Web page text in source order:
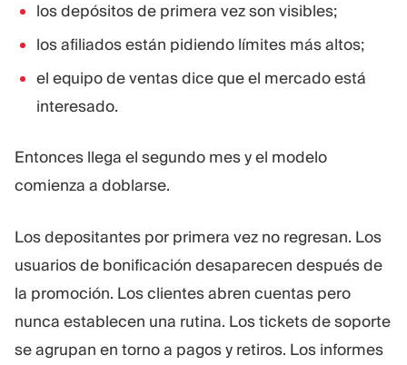
los depósitos de primera vez son visibles;
los afiliados están pidiendo límites más altos;
el equipo de ventas dice que el mercado está
interesado.
Entonces llega el segundo mes y el modelo
comienza a doblarse.
Los depositantes por primera vez no regresan. Los
usuarios de bonificación desaparecen después de
la promoción. Los clientes abren cuentas pero
nunca establecen una rutina. Los tickets de soporte
se agrupan en torno a pagos y retiros. Los informes